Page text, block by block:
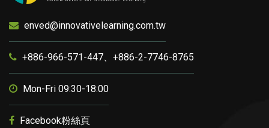
enved@innovativelearning.com.tw
+886-966-571-447、+886-2-7746-8765
Mon-Fri 09:30-18:00
Facebook粉絲頁